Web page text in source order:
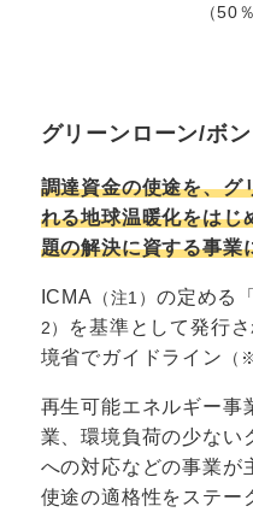
（50
グリーンローン/ボ
調達資金の使途を、グ
れる地球温暖化をはじ
題の解決に資する事業
ICMA （注1） の定める
2）
を基準として発行
境省でガイドライン
（
再生可能エネルギー事
業、環境負荷の少ない
への対応などの事業が
使途の適格性をステー